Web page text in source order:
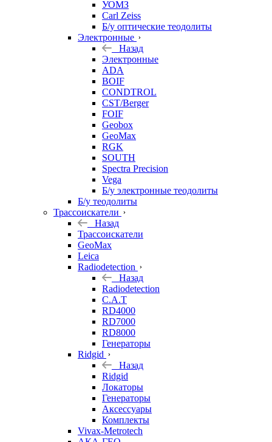
УОМЗ
Carl Zeiss
Б/у оптические теодолиты
Электронные
Назад
Электронные
ADA
BOIF
CONDTROL
CST/Berger
FOIF
Geobox
GeoMax
RGK
SOUTH
Spectra Precision
Vega
Б/у электронные теодолиты
Б/у теодолиты
Трассоискатели
Назад
Трассоискатели
GeoMax
Leica
Radiodetection
Назад
Radiodetection
C.A.T
RD4000
RD7000
RD8000
Генераторы
Ridgid
Назад
Ridgid
Локаторы
Генераторы
Аксессуары
Комплекты
Vivax-Metrotech